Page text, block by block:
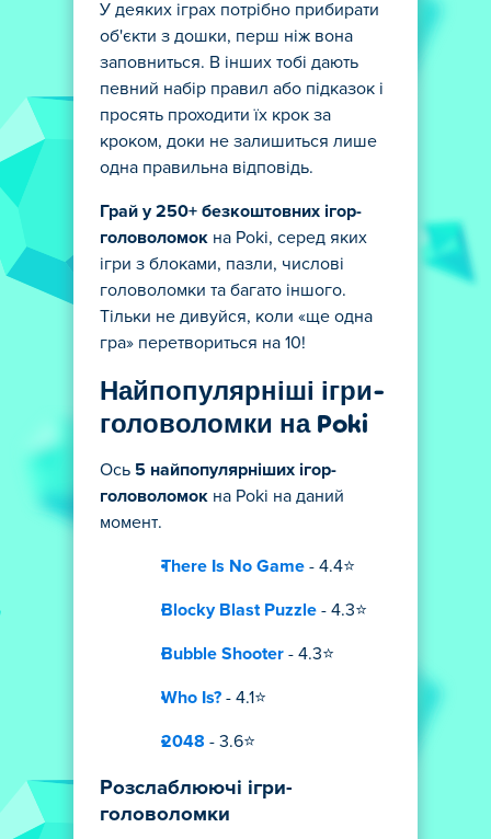
У деяких іграх потрібно прибирати
об'єкти з дошки, перш ніж вона
заповниться. В інших тобі дають
певний набір правил або підказок і
просять проходити їх крок за
кроком, доки не залишиться лише
одна правильна відповідь.
Грай у 250+ безкоштовних ігор-
головоломок на Poki, серед яких
ігри з блоками, пазли, числові
головоломки та багато іншого.
Тільки не дивуйся, коли «ще одна
гра» перетвориться на 10!
Найпопулярніші ігри-
головоломки на Poki
Ось 5 найпопулярніших ігор-
головоломок на Poki на даний
момент.
There Is No Game - 4.4⭐
Blocky Blast Puzzle - 4.3⭐
Bubble Shooter - 4.3⭐
Who Is? - 4.1⭐
2048 - 3.6⭐
Розслаблюючі ігри-
головоломки